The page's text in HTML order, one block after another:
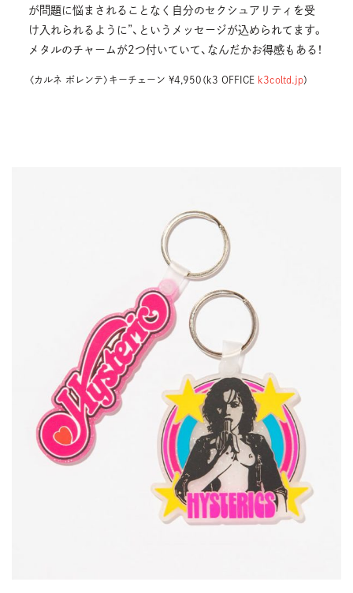
が問題に悩まされることなく自分のセクシュアリティを受
け入れられるように”、というメッセージが込められてます。
メタルのチャームが2つ付いていて、なんだかお得感もある！
〈カルネ ボレンテ〉キーチェーン ¥4,950（k3 OFFICE k3coltd.jp）